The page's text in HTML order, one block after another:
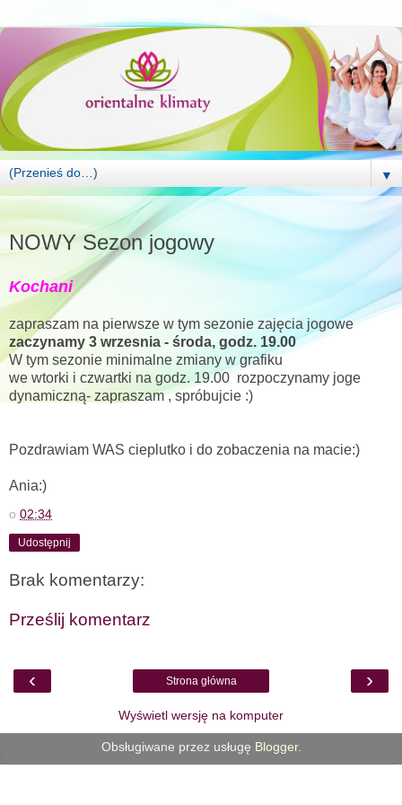
▼
PONIEDZIAŁEK, 1 WRZEŚNIA 2014
NOWY Sezon jogowy
Kochani
zapraszam na pierwsze w tym sezonie zajęcia jogowe
zaczynamy 3 wrzesnia - środa, godz. 19.00
W tym sezonie minimalne zmiany w grafiku
we wtorki i czwartki na godz. 19.00 rozpoczynamy joge
dynamiczną- zapraszam , spróbujcie :)
Pozdrawiam WAS cieplutko i do zobaczenia na macie:)
Ania:)
o 02:34
Udostępnij
Brak komentarzy:
Prześlij komentarz
‹ ›
Strona główna
Wyświetl wersję na komputer
Obsługiwane przez usługę Blogger.